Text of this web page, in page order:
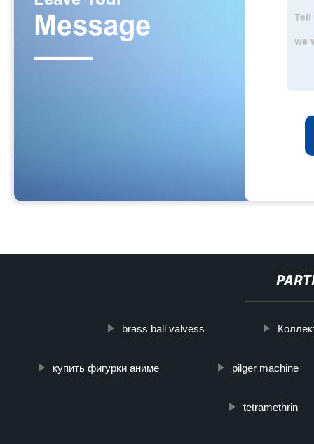
brass ball valvess
купить фигурки аниме pilger machine
tetramethrin